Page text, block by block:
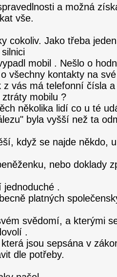
a možná
vše.
cokoliv. Jako třeba
mobil . Nešlo o
všechny kontakty na
z vás má telefonní čísla
mobilu ?
několika lidí co u té
byla vyšší než ta
když se najde někdo,
nebo doklady
jednoduché .
platných
svědomí, a kterými
.
jsou sepsána v
dle potřeby.